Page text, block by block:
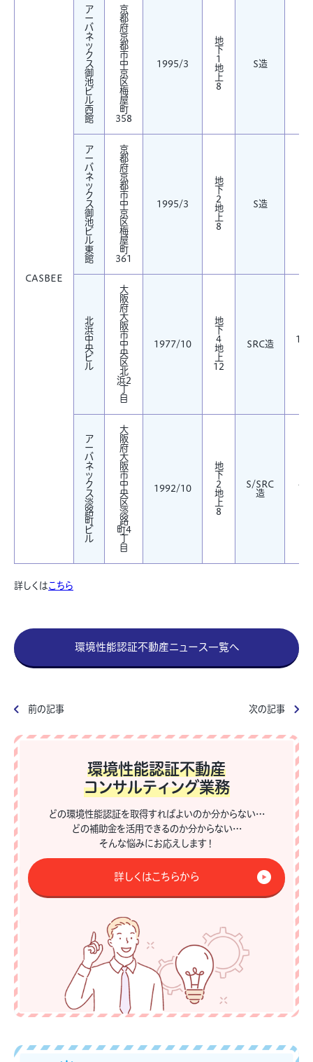
CASBEE
ア
ー
バ
ネ
ッ
ク
ス
御
池
ビ
ル
西
館
京
都
府
京
都
市
中
京
区
梅
屋
町
358
1995/3
地
下
1
地
上
8
S造
ア
ー
バ
ネ
ッ
ク
ス
御
池
ビ
ル
東
館
京
都
府
京
都
市
中
京
区
梅
屋
町
361
1995/3
地
下
2
地
上
8
S造
北
浜
中
央
ビ
ル
大
阪
府
大
阪
市
中
央
区
北
浜2
丁
目
1977/10
地
下
4
地
上
12
SRC造
ア
ー
バ
ネ
ッ
ク
ス
淡
路
町
ビ
ル
大
阪
府
大
阪
市
中
央
区
淡
路
町4
丁
目
1992/10
地
下
2
地
上
8
S/SRC
造
詳しくはこちら
環境性能認証不動産ニュース一覧へ
前の記事 次の記事
環境性能認証不動産
コンサルティング業務
どの環境性能認証を取得すればよいのか分からない…
どの補助金を活用できるのか分からない…
そんな悩みにお応えします！
詳しくはこちらから